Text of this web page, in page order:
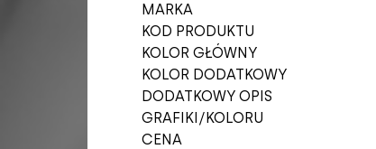
MARKA
KOD PRODUKTU
KOLOR GŁÓWNY
KOLOR DODATKOWY
DODATKOWY OPIS
GRAFIKI/KOLORU
CENA